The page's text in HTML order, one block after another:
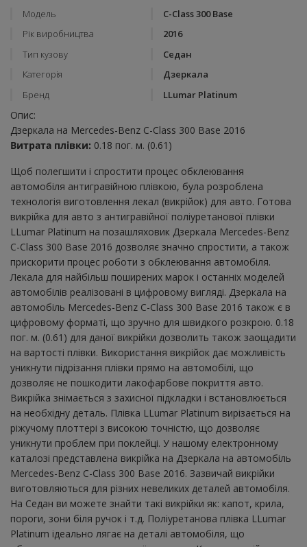
Модель
C-Class 300 Base
Рік виробництва
2016
Тип кузову
Седан
Категорія
Дзеркала
Бренд
LLumar Platinum
Опис:
Дзеркала на Mercedes-Benz C-Class 300 Base 2016
Витрата плівки: 0.18 пог. м. (0.61)
Щоб полегшити і спростити процес обклеювання
автомобіля антигравійною плівкою, була розроблена
технологія виготовлення лекал (викрійок) для авто. Готова
викрійка для авто з антигравійної поліуретанової плівки
LLumar Platinum на позашляховик Дзеркала Mercedes-Benz
C-Class 300 Base 2016 дозволяє значно спростити, а також
прискорити процес роботи з обклеювання автомобіля.
Лекала для найбільш поширених марок і останніх моделей
автомобілів реалізовані в цифровому вигляді. Дзеркала на
автомобіль Mercedes-Benz C-Class 300 Base 2016 також є в
цифровому форматі, що зручно для швидкого розкрою. 0.18
пог. м. (0.61) для даної викрійки дозволить також заощадити
на вартості плівки. Використання викрійок дає можливість
уникнути підрізання плівки прямо на автомобілі, що
дозволяє не пошкодити лакофарбове покриття авто.
Викрійка знімається з захисної підкладки і встановлюється
на необхідну деталь. Плівка LLumar Platinum вирізається на
ріжучому плоттері з високою точністю, що дозволяє
уникнути проблем при поклейці. У нашому електронному
каталозі представлена ​​викрійка на Дзеркала на автомобіль
Mercedes-Benz C-Class 300 Base 2016. Зазвичай викрійки
виготовляються для різних невеликих деталей автомобіля.
На Седан ви можете знайти такі викрійки як: капот, крила,
пороги, зони біля ручок і т.д. Поліуретанова плівка LLumar
Platinum ідеально лягає на деталі автомобіля, що